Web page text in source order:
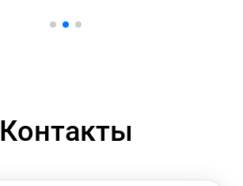
Контакты